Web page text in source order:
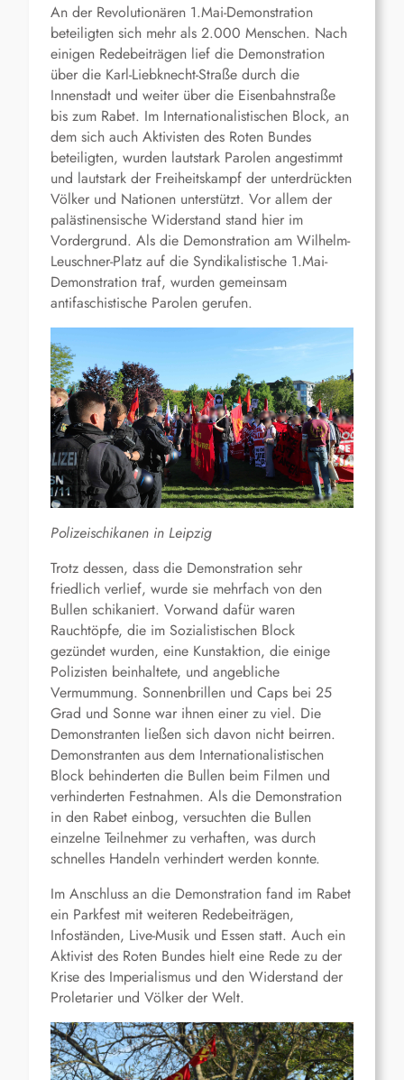
An der Revolutionären 1.Mai-Demonstration
beteiligten sich mehr als 2.000 Menschen. Nach
einigen Redebeiträgen lief die Demonstration
über die Karl-Liebknecht-Straße durch die
Innenstadt und weiter über die Eisenbahnstraße
bis zum Rabet. Im Internationalistischen Block, an
dem sich auch Aktivisten des Roten Bundes
beteiligten, wurden lautstark Parolen angestimmt
und lautstark der Freiheitskampf der unterdrückten
Völker und Nationen unterstützt. Vor allem der
palästinensische Widerstand stand hier im
Vordergrund. Als die Demonstration am Wilhelm-
Leuschner-Platz auf die Syndikalistische 1.Mai-
Demonstration traf, wurden gemeinsam
antifaschistische Parolen gerufen.
Polizeischikanen in Leipzig
Trotz dessen, dass die Demonstration sehr
friedlich verlief, wurde sie mehrfach von den
Bullen schikaniert. Vorwand dafür waren
Rauchtöpfe, die im Sozialistischen Block
gezündet wurden, eine Kunstaktion, die einige
Polizisten beinhaltete, und angebliche
Vermummung. Sonnenbrillen und Caps bei 25
Grad und Sonne war ihnen einer zu viel. Die
Demonstranten ließen sich davon nicht beirren.
Demonstranten aus dem Internationalistischen
Block behinderten die Bullen beim Filmen und
verhinderten Festnahmen. Als die Demonstration
in den Rabet einbog, versuchten die Bullen
einzelne Teilnehmer zu verhaften, was durch
schnelles Handeln verhindert werden konnte.
Im Anschluss an die Demonstration fand im Rabet
ein Parkfest mit weiteren Redebeiträgen,
Infoständen, Live-Musik und Essen statt. Auch ein
Aktivist des Roten Bundes hielt eine Rede zu der
Krise des Imperialismus und den Widerstand der
Proletarier und Völker der Welt.